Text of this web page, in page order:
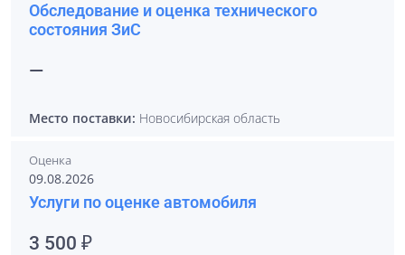
Обследование и оценка технического
состояния ЗиС
—
Место поставки: Новосибирская область
Оценка
09.08.2026
Услуги по оценке автомобиля
3 500 ₽